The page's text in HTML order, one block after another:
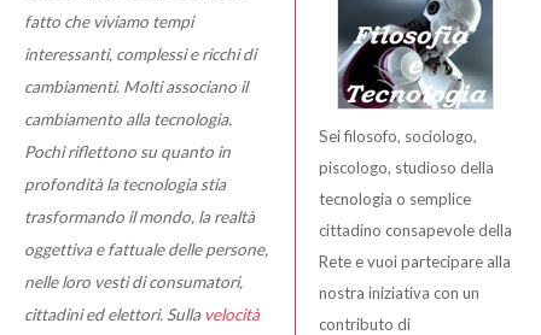
Sei filosofo, sociologo,
piscologo, studioso della
tecnologia o semplice
cittadino consapevole della
Rete e vuoi partecipare alla
nostra iniziativa con un
contributo di
fatto che viviamo tempi
interessanti, complessi e ricchi di
cambiamenti. Molti associano il
cambiamento alla tecnologia.
Pochi riflettono su quanto in
profondità la tecnologia stia
trasformando il mondo, la realtà
oggettiva e fattuale delle persone,
nelle loro vesti di consumatori,
cittadini ed elettori. Sulla velocità